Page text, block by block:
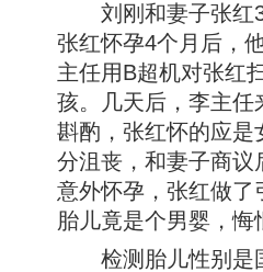
刘刚和妻子张红3
张红怀孕4个月后，
主任用B超机对张红
孩。几天后，李主任
斟酌，张红怀的应是
分沮丧，和妻子商议
意外怀孕，张红做了
胎儿竟是个男婴，悔
检测胎儿性别是